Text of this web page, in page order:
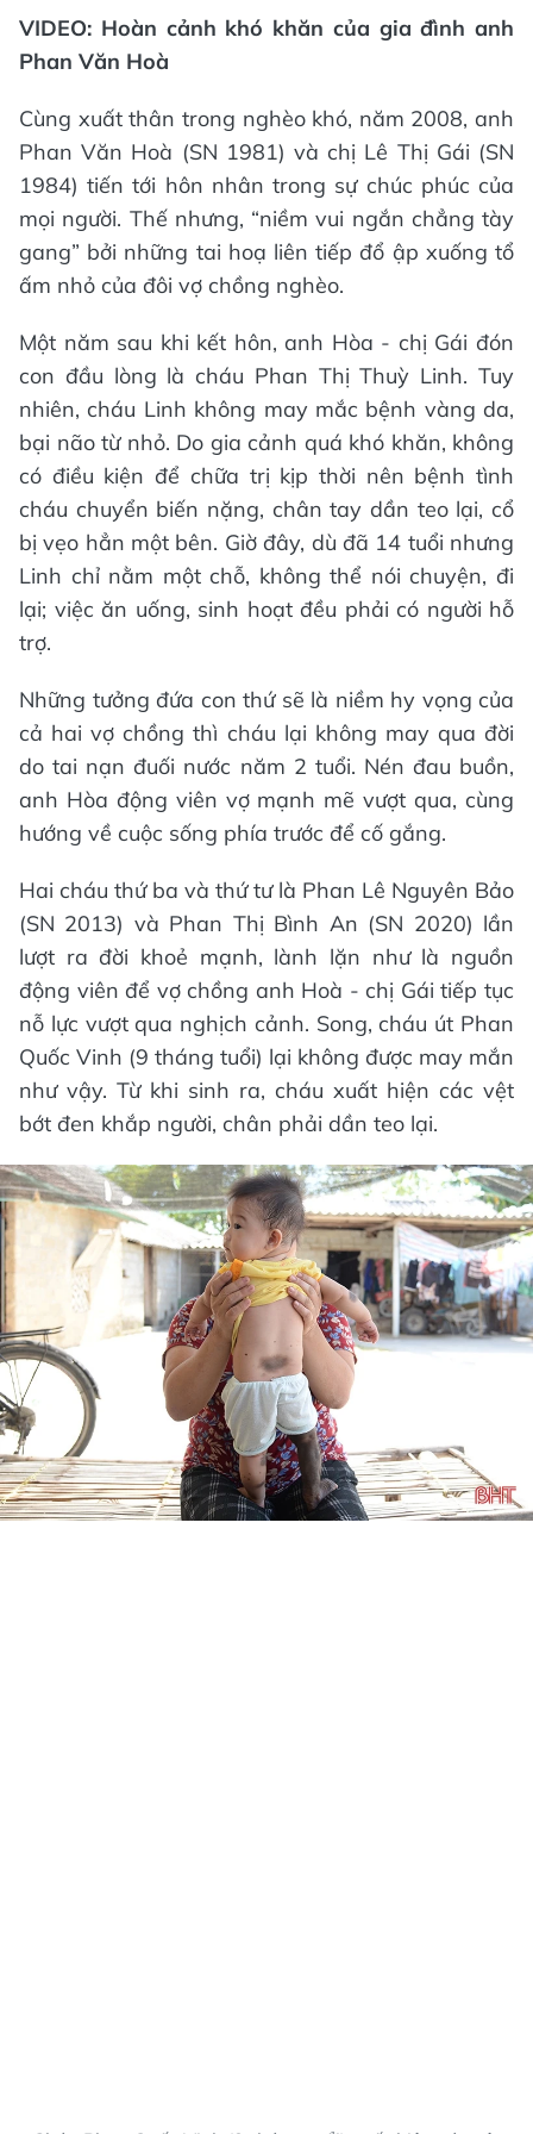
VIDEO: Hoàn cảnh khó khăn của gia đình anh
Phan Văn Hoà
Cùng xuất thân trong nghèo khó, năm 2008, anh
Phan Văn Hoà (SN 1981) và chị Lê Thị Gái (SN
1984) tiến tới hôn nhân trong sự chúc phúc của
mọi người. Thế nhưng, “niềm vui ngắn chẳng tày
gang” bởi những tai hoạ liên tiếp đổ ập xuống tổ
ấm nhỏ của đôi vợ chồng nghèo.
Một năm sau khi kết hôn, anh Hòa - chị Gái đón
con đầu lòng là cháu Phan Thị Thuỳ Linh. Tuy
nhiên, cháu Linh không may mắc bệnh vàng da,
bại não từ nhỏ. Do gia cảnh quá khó khăn, không
có điều kiện để chữa trị kịp thời nên bệnh tình
cháu chuyển biến nặng, chân tay dần teo lại, cổ
bị vẹo hẳn một bên. Giờ đây, dù đã 14 tuổi nhưng
Linh chỉ nằm một chỗ, không thể nói chuyện, đi
lại; việc ăn uống, sinh hoạt đều phải có người hỗ
trợ.
Những tưởng đứa con thứ sẽ là niềm hy vọng của
cả hai vợ chồng thì cháu lại không may qua đời
do tai nạn đuối nước năm 2 tuổi. Nén đau buồn,
anh Hòa động viên vợ mạnh mẽ vượt qua, cùng
hướng về cuộc sống phía trước để cố gắng.
Hai cháu thứ ba và thứ tư là Phan Lê Nguyên Bảo
(SN 2013) và Phan Thị Bình An (SN 2020) lần
lượt ra đời khoẻ mạnh, lành lặn như là nguồn
động viên để vợ chồng anh Hoà - chị Gái tiếp tục
nỗ lực vượt qua nghịch cảnh. Song, cháu út Phan
Quốc Vinh (9 tháng tuổi) lại không được may mắn
như vậy. Từ khi sinh ra, cháu xuất hiện các vệt
bớt đen khắp người, chân phải dần teo lại.